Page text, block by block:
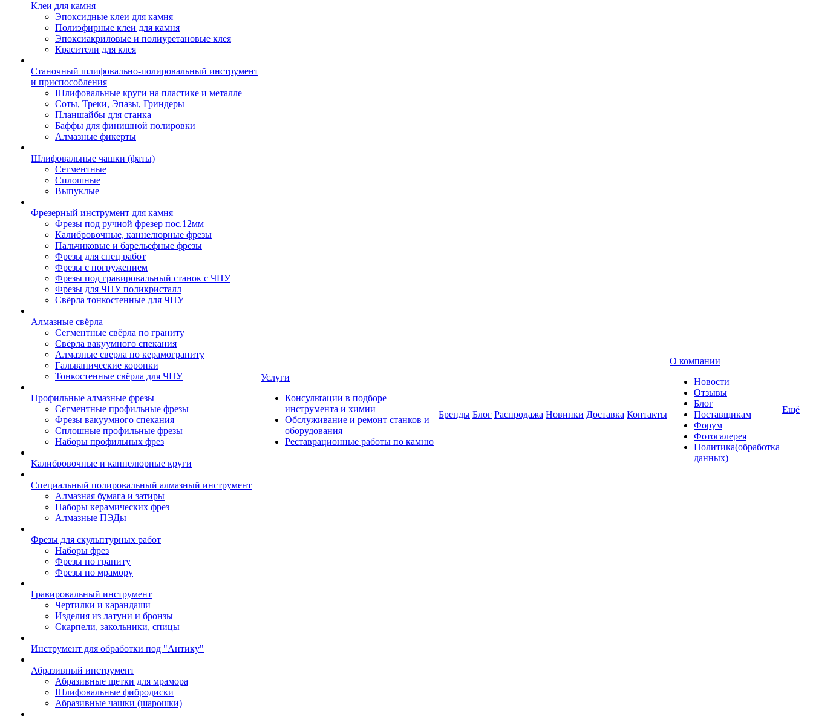
Клеи для камня
Эпоксидные клеи для камня
Полиэфирные клеи для камня
Эпоксиакриловые и полиуретановые клея
Красители для клея
Станочный шлифовально-полировальный инструмент
и приспособления
Шлифовальные круги на пластике и металле
Соты, Треки, Эпазы, Гриндеры
Планшайбы для станка
Баффы для финишной полировки
Алмазные фикерты
Шлифовальные чашки (фаты)
Сегментные
Сплошные
Выпуклые
Фрезерный инструмент для камня
Фрезы под ручной фрезер пос.12мм
Калибровочные, каннелюрные фрезы
Пальчиковые и барельефные фрезы
Фрезы для спец работ
Фрезы с погружением
Фрезы под гравировальный станок с ЧПУ
Фрезы для ЧПУ поликристалл
Свёрла тонкостенные для ЧПУ
Алмазные свёрла
Сегментные свёрла по граниту
Свёрла вакуумного спекания
Алмазные сверла по керамограниту
Гальванические коронки
Тонкостенные свёрла для ЧПУ
Профильные алмазные фрезы
Сегментные профильные фрезы
Фрезы вакуумного спекания
Сплошные профильные фрезы
Наборы профильных фрез
Калибровочные и каннелюрные круги
Специальный полировальный алмазный инструмент
Алмазная бумага и затиры
Наборы керамических фрез
Алмазные ПЭДы
Фрезы для скульптурных работ
Наборы фрез
Фрезы по граниту
Фрезы по мрамору
Гравировальный инструмент
Чертилки и карандаши
Изделия из латуни и бронзы
Скарпели, закольники, спицы
Инструмент для обработки под "Антику"
Абразивный инструмент
Абразивные щетки для мрамора
Шлифовальные фибродиски
Абразивные чашки (шарошки)
Услуги
Консультации в подборе
инструмента и химии
Обслуживание и ремонт станков и
оборудования
Реставрационные работы по камню
Бренды Блог Распродажа Новинки Доставка Контакты
О компании
Новости
Отзывы
Блог
Поставщикам
Форум
Фотогалерея
Политика(обработка
данных)
Ещё